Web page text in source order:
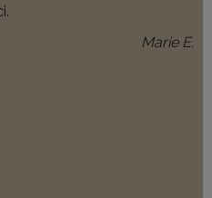
Marie E.